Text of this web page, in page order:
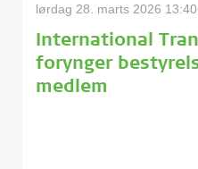
lørdag 28. marts 2026 13:40
International
forynger
medlem